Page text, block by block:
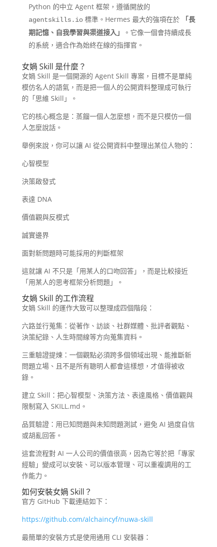
Python 的中立 Agent 框架，遵循開放的
agentskills.io標準。Hermes 最大的強項在於
「長
期記憶、自我學習與渠道接入」
。它像一個會持續成長
的系統，適合作為始終在線的指揮官。
女媧 Skill 是什麼？
女媧 Skill 是一個開源的 Agent Skill 專案，目標不是單純
模仿名人的語氣，而是把一個人的公開資料整理成可執行
的「思維 Skill」。
它的核心概念是：蒸餾一個人怎麼想，而不是只模仿一個
人怎麼說話。
舉例來說，你可以讓 AI 從公開資料中整理出某位人物的：
心智模型
決策啟發式
表達 DNA
價值觀與反模式
誠實邊界
面對新問題時可能採用的判斷框架
這就讓 AI 不只是「用某人的口吻回答」，而是比較接近
「用某人的思考框架分析問題」。
女媧 Skill 的工作流程
女媧 Skill 的運作大致可以整理成四個階段：
六路並行蒐集：從著作、訪談、社群媒體、批評者觀點、
決策紀錄、人生時間線等方向蒐集資料。
三重驗證提煉：一個觀點必須跨多個領域出現、能推斷新
問題立場、且不是所有聰明人都會這樣想，才值得被收
錄。
建立 Skill：把心智模型、決策方法、表達風格、價值觀與
限制寫入 SKILL.md。
品質驗證：用已知問題與未知問題測試，避免 AI 過度自信
或胡亂回答。
這套流程對 AI 一人公司的價值很高，因為它等於把「專家
經驗」變成可以安裝、可以版本管理、可以重複調用的工
作能力。
如何安裝女媧 Skill？
官方 GitHub 下載連結如下：
https://github.com/alchaincyf/nuwa-skill
最簡單的安裝方式是使用通用 CLI 安裝器：